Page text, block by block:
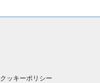
クッキーポリシー